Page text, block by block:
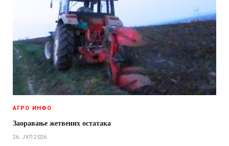
АГРО ИНФО
Заоравање жетвених остатака
26. ЈУЛ 2026.